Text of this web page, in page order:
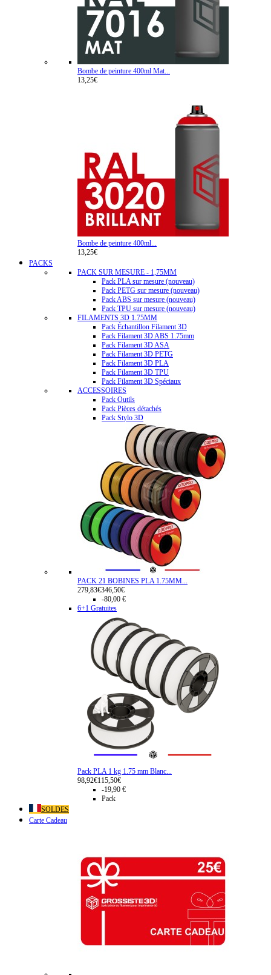
Bombe de peinture 400ml Mat...
13,25€
Bombe de peinture 400ml...
13,25€
PACKS
PACK SUR MESURE - 1,75MM
Pack PLA sur mesure (nouveau)
Pack PETG sur mesure (nouveau)
Pack ABS sur mesure (nouveau)
Pack TPU sur mesure (nouveau)
FILAMENTS 3D 1.75MM
Pack Échantillon Filament 3D
Pack Filament 3D ABS 1.75mm
Pack Filament 3D ASA
Pack Filament 3D PETG
Pack Filament 3D PLA
Pack Filament 3D TPU
Pack Filament 3D Spéciaux
ACCESSOIRES
Pack Outils
Pack Pièces détachés
Pack Stylo 3D
PACK 21 BOBINES PLA 1.75MM...
279,83€346,50€
-80,00 €
6+1 Gratuites
Pack PLA 1 kg 1.75 mm Blanc...
98,92€115,50€
-19,90 €
Pack
SOLDES
Carte Cadeau